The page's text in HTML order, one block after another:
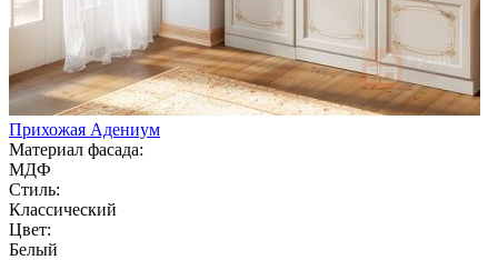
Прихожая Адениум
Материал фасада:
МДФ
Стиль:
Классический
Цвет:
Белый